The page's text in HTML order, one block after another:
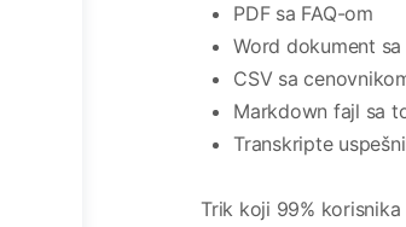
PDF sa FAQ-om
Word dokument
CSV sa
Markdown fajl sa
Transkripte
Trik koji 99% korisnika